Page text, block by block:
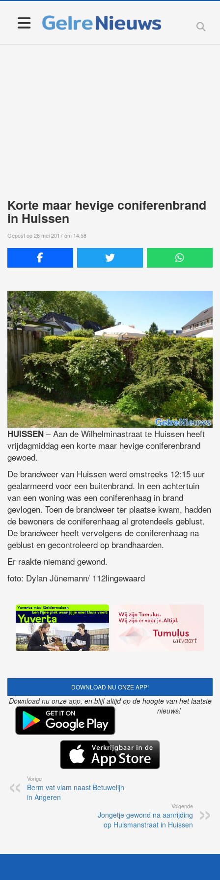
Korte maar hevige coniferenbrand
in Huissen
Gepost op 26 mei 2017 om 14:58
HUISSEN – Aan de Wilhelminastraat te Huissen heeft
vrijdagmiddag een korte maar hevige coniferenbrand
gewoed.
De brandweer van Huissen werd omstreeks 12:15 uur
gealarmeerd voor een buitenbrand. In een achtertuin
van een woning was een coniferenhaag in brand
gevlogen. Toen de brandweer ter plaatse kwam, hadden
de bewoners de coniferenhaag al grotendeels geblust.
De brandweer heeft vervolgens de coniferenhaag na
geblust en gecontroleerd op brandhaarden.
Er raakte niemand gewond.
foto: Dylan Jünemann/ 112lingewaard
DOWNLOAD NU ONZE APP!
Download nu onze app, en blijf altijd op de hoogte van het laatste
nieuws!
Vorige
Berm vat vlam naast Betuwelijn
in Angeren
Volgende
Jongetje gewond na aanrijding
op Huismanstraat in Huissen